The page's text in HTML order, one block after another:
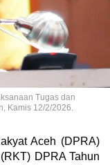
Tugas dan
Kamis 12/2/2026.
Aceh (DPRA)
DPRA Tahun